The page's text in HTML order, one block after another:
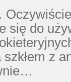
się do
z